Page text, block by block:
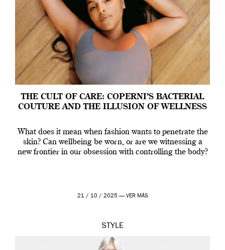
THE CULT OF CARE: COPERNI’S BACTERIAL
COUTURE AND THE ILLUSION OF WELLNESS
What does it mean when fashion wants to penetrate the
skin? Can wellbeing be worn, or are we witnessing a
new frontier in our obsession with controlling the body?
21 / 10 / 2025 — VER MÁS
STYLE